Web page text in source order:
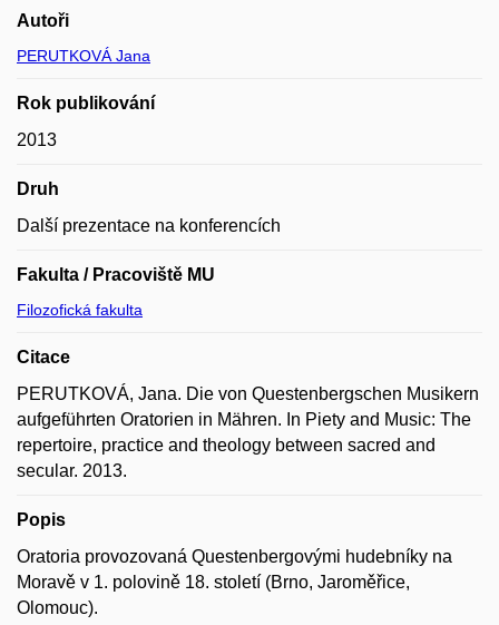
Autoři
PERUTKOVÁ Jana
Rok publikování
2013
Druh
Další prezentace na konferencích
Fakulta / Pracoviště MU
Filozofická fakulta
Citace
PERUTKOVÁ, Jana. Die von Questenbergschen Musikern
aufgeführten Oratorien in Mähren. In Piety and Music: The
repertoire, practice and theology between sacred and
secular. 2013.
Popis
Oratoria provozovaná Questenbergovými hudebníky na
Moravě v 1. polovině 18. století (Brno, Jaroměřice,
Olomouc).